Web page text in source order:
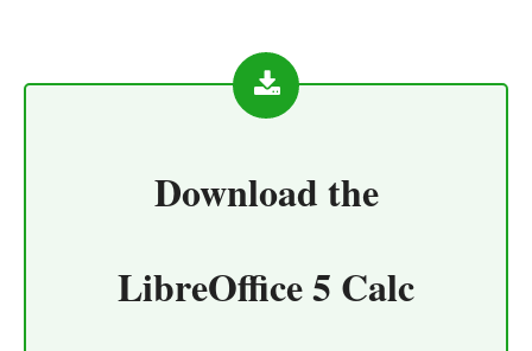
Download the
LibreOffice 5 Calc